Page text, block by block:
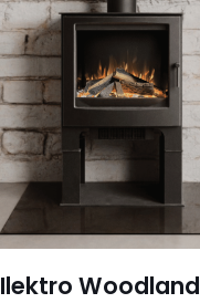
Ilektro Woodland